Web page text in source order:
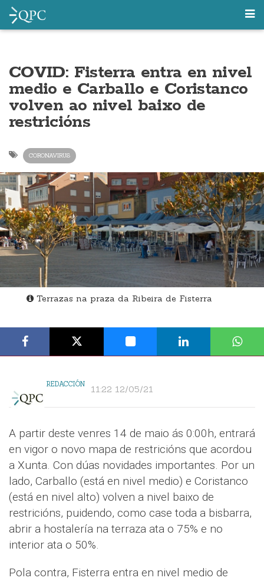
COVID: Fisterra entra en nivel
medio e Carballo e Coristanco
volven ao nivel baixo de
restricións
CORONAVIRUS
Terrazas na praza da Ribeira de Fisterra
REDACCIÓN 11:22 12/05/21
A partir deste venres 14 de maio ás 0:00h, entrará
en vigor o novo mapa de restricións que acordou
a Xunta. Con dúas novidades importantes. Por un
lado, Carballo (está en nivel medio) e Coristanco
(está en nivel alto) volven a nivel baixo de
restricións, puidendo, como case toda a bisbarra,
abrir a hostalería na terraza ata o 75% e no
interior ata o 50%.
Pola contra, Fisterra entra en nivel medio de